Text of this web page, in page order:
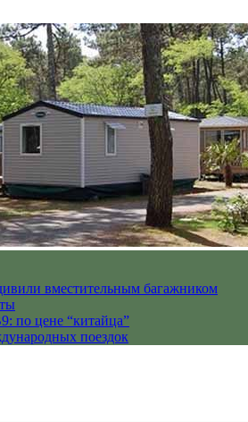
вместительным багажником
по цене “китайца”
поездок